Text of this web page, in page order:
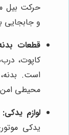
حرکت بیل
و جابجایی
قطعات
کاپوت،
است.
محیطی امن
لوازم یدکی:
یدکی